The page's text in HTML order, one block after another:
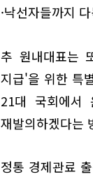
·낙선자들까지
추 원내대표는
지급'을 위한 특
21대 국회에서
재발의하겠다는
정통 경제관료